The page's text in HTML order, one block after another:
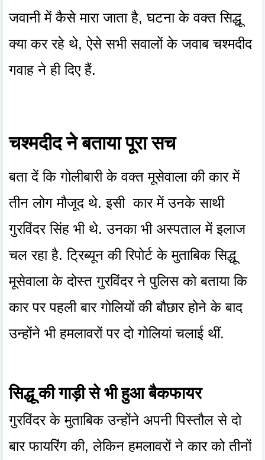
जवानी में कैसे मारा जाता है, घटना के वक्त सिद्धू
क्या कर रहे थे, ऐसे सभी सवालों के जवाब चश्मदीद
गवाह ने ही दिए हैं.
चश्मदीद ने बताया पूरा सच
बता दें कि गोलीबारी के वक्त मूसेवाला की कार में
तीन लोग मौजूद थे. इसी कार में उनके साथी
गुरविंदर सिंह भी थे. उनका भी अस्पताल में इलाज
चल रहा है. ट्रिब्यून की रिपोर्ट के मुताबिक सिद्धू
मूसेवाला के दोस्त गुरविंदर ने पुलिस को बताया कि
कार पर पहली बार गोलियों की बौछार होने के बाद
उन्होंने भी हमलावरों पर दो गोलियां चलाई थीं.
सिद्धू की गाड़ी से भी हुआ बैकफायर
गुरविंदर के मुताबिक उन्होंने अपनी पिस्तौल से दो
बार फायरिंग की, लेकिन हमलावरों ने कार को तीनों